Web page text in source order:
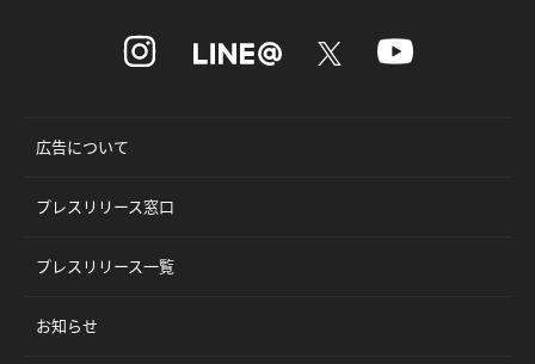
広告について
プレスリリース窓口
プレスリリース一覧
お知らせ